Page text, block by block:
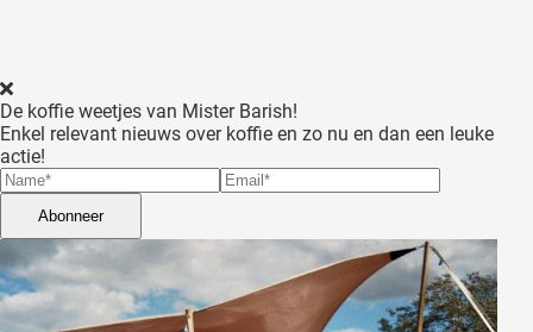
De koffie weetjes van Mister Barish!
Enkel relevant nieuws over koffie en zo nu en dan een leuke
actie!
Abonneer
en
kan de
niet